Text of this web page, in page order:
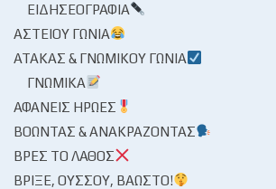
ΕΙΔΗΣΕΟΓΡΑΦΊΑ
ΑΣΤΕΊΟΥ ΓΩΝΊΑ
ΑΤΆΚΑΣ & ΓΝΩΜΙΚΟΎ ΓΩΝΊΑ
ΓΝΩΜΙΚΆ
ΑΦΑΝΕΊΣ ΉΡΩΕΣ
ΒΟΏΝΤΑΣ & ΑΝΑΚΡΆΖΟΝΤΑΣ
ΒΡΕΣ ΤΟ ΛΆΘΟΣ
ΒΡΊΞΕ, ΟΎΣΣΟΥ, ΒΆΩΣΤΟ!